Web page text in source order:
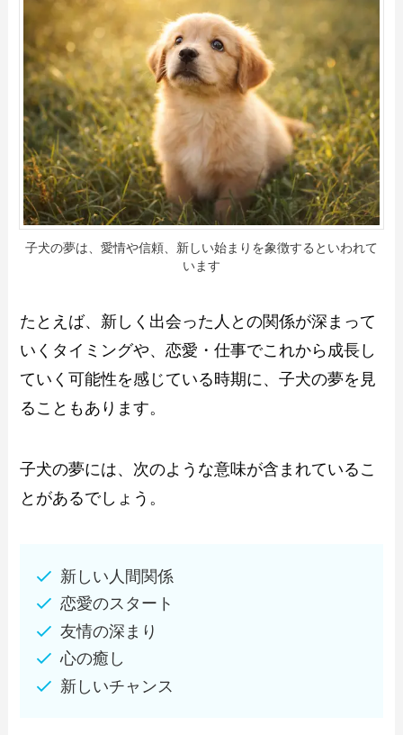
子犬の夢は、愛情や信頼、新しい始まりを象徴するといわれて
います
たとえば、新しく出会った人との関係が深まって
いくタイミングや、恋愛・仕事でこれから成長し
ていく可能性を感じている時期に、子犬の夢を見
ることもあります。
子犬の夢には、次のような意味が含まれているこ
とがあるでしょう。
新しい人間関係
恋愛のスタート
友情の深まり
心の癒し
新しいチャンス